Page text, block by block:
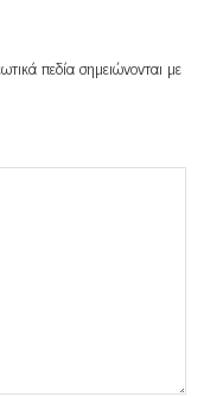
πεδία σημειώνονται με